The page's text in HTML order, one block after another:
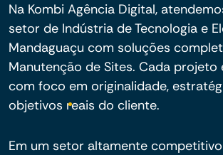
Na Kombi Agência Digital,
setor de Indústria de Tecnologia e
Mandaguaçu com soluções
Manutenção de Sites. Cada projeto
com foco em originalidade,
objetivos reais do cliente.
Em um setor altamente